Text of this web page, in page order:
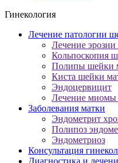
Гинекология
Лечение патологии
Лечение
Кольпоскопия
Полипы шейки
Киста шейки
Эндоцервицит
Лечение миомы
Заболевания матки
Эндометрит
Полипоз
Эндометриоз
Консультация
Диагностика и